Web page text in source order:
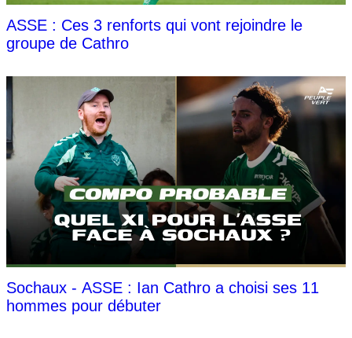
ASSE : Ces 3 renforts qui vont rejoindre le
groupe de Cathro
Sochaux - ASSE : Ian Cathro a choisi ses 11
hommes pour débuter